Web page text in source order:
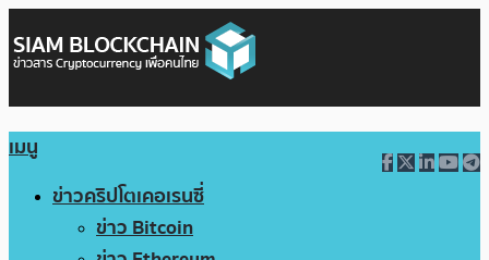
เมนู
ข่าวคริปโตเคอเรนซี่
ข่าว Bitcoin